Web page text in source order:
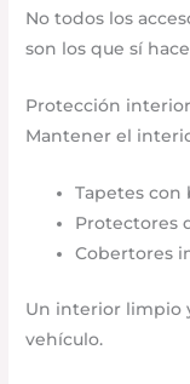
No todos los
son los que sí
Protección interior
Mantener el
Tapetes con
Protectores
Cobertores
Un interior limpio
vehículo.